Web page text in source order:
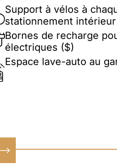
Support à vélos à
stationnement
Bornes de recharge
électriques ($)
Espace lave-auto au